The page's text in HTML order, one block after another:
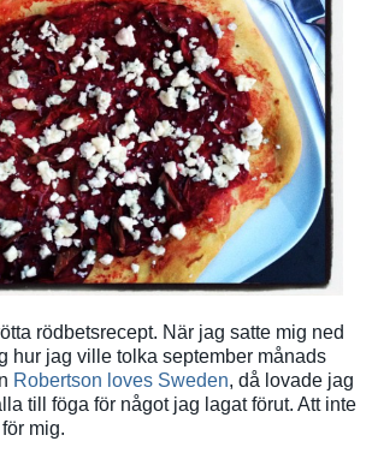
rödbetsrecept. När jag satte mig ned
hur jag ville tolka september månads
Robertson loves Sweden, då lovade jag
till föga för något jag lagat förut. Att inte
mig.